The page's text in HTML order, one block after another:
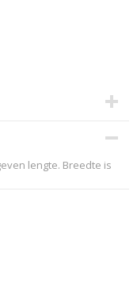
lengte. Breedte is